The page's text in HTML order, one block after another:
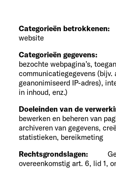
Categorieën
website
Categorieën gegevens:
bezochte webpagina’s,
communicatiegegevens (bijv.
geanonimiseerd IP-adres),
in inhoud, enz.)
Doeleinden van de
bewerken en beheren van
archiveren van gegevens,
statistieken, bereikmeting
Rechtsgrondslagen:
overeenkomstig art. 6, lid 1,